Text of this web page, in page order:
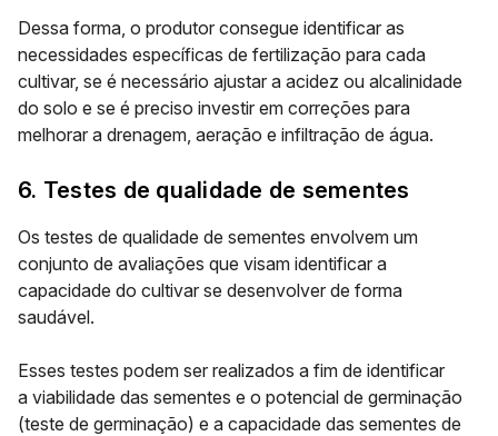
Dessa forma, o produtor consegue identificar as
necessidades específicas de fertilização para cada
cultivar, se é necessário ajustar a acidez ou alcalinidade
do solo e se é preciso investir em correções para
melhorar a drenagem, aeração e infiltração de água.
6. Testes de qualidade de sementes
Os testes de qualidade de sementes envolvem um
conjunto de avaliações que visam identificar a
capacidade do cultivar se desenvolver de forma
saudável.
Esses testes podem ser realizados a fim de identificar
a viabilidade das sementes e o potencial de germinação
(teste de germinação) e a capacidade das sementes de